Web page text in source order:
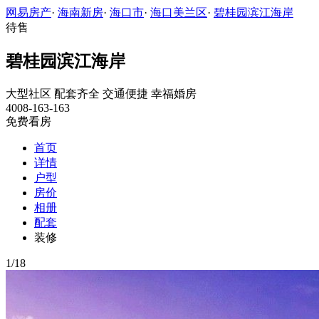
网易房产· 海南新房· 海口市· 海口美兰区· 碧桂园滨江海岸
待售
碧桂园滨江海岸
大型社区 配套齐全 交通便捷 幸福婚房
4008-163-163
免费看房
首页
详情
户型
房价
相册
配套
装修
1/18